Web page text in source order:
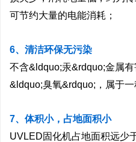
可节约大量的电能消耗；
6、清洁环保无污染
不含&ldquo;汞&rdquo;金属
&ldquo;臭氧&rdquo;，属于一
7、体积小，占地面积小
UVLED固化机占地面积远少